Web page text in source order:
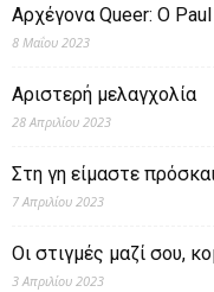
Αρχέγονα Queer: O
8 Μαΐου 2023
Αριστερή μελαγχολία
28 Απριλίου 2023
Στη γη είμαστε
7 Απριλίου 2023
Οι στιγμές μαζί σου,
3 Απριλίου 2023